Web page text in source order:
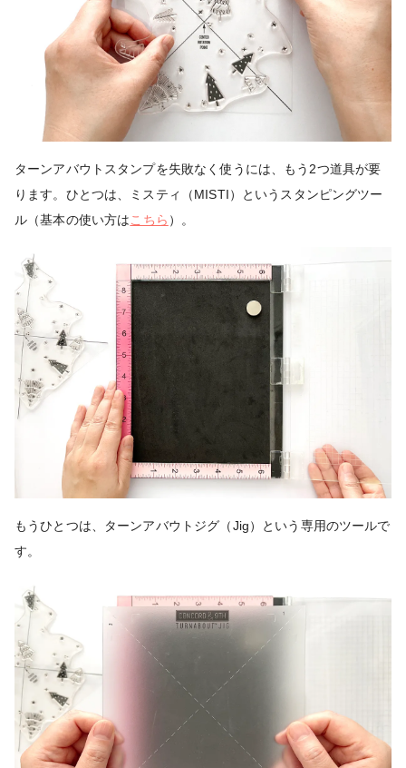
ターンアバウトスタンプを失敗なく使うには、もう2つ道具が要
ります。ひとつは、ミスティ（MISTI）というスタンピングツー
ル（基本の使い方はこちら ）。
もうひとつは、ターンアバウトジグ（Jig）という専用のツールで
す。